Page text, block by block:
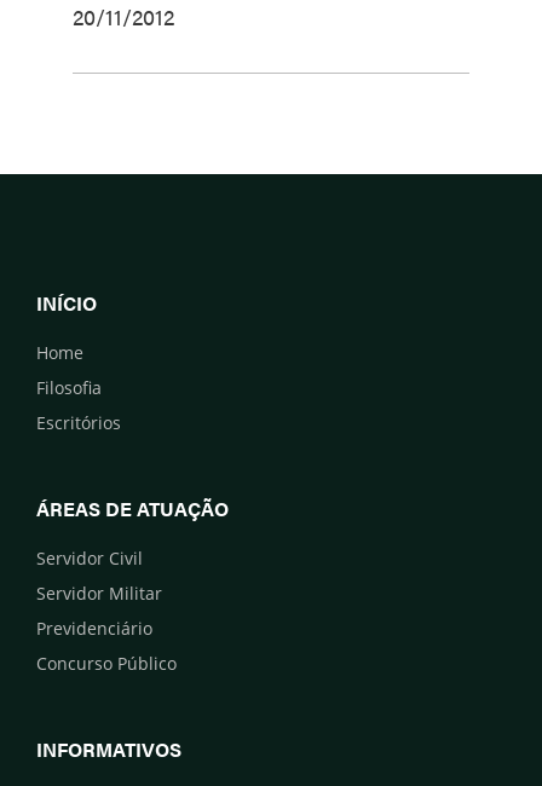
20/11/2012
INÍCIO
Home
Filosofia
Escritórios
ÁREAS DE ATUAÇÃO
Servidor Civil
Servidor Militar
Previdenciário
Concurso Público
INFORMATIVOS